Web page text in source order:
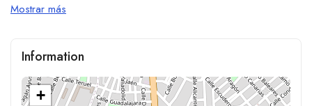
Mostrar más
Information
+